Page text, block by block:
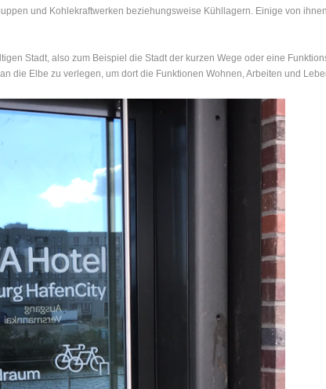
und Kohlekraftwerken beziehungsweise Kühllagern. Einige von
Stadt, also zum Beispiel die Stadt der kurzen Wege oder eine
die Elbe zu verlegen, um dort die Funktionen Wohnen, Arbeiten und